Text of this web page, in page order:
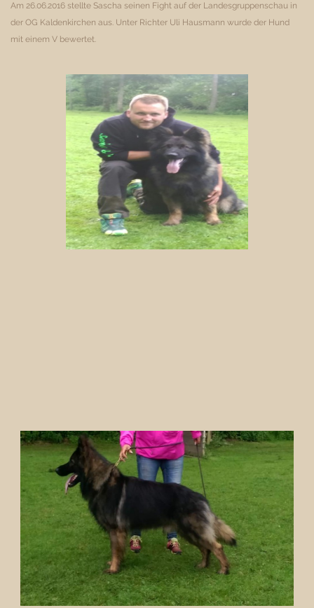
Am 26.06.2016 stellte Sascha seinen Fight auf der Landesgruppenschau in
der OG Kaldenkirchen aus. Unter Richter Uli Hausmann wurde der Hund
mit einem V bewertet.